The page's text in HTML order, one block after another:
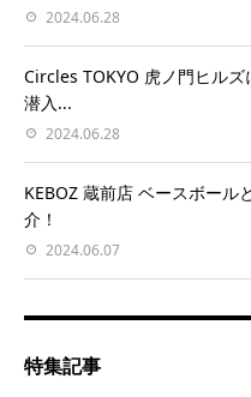
2024.06.28
Circles TOKYO 虎ノ門ヒル
潜入...
2024.06.28
KEBOZ 蔵前店 ベースボール
介！
2024.06.07
特集記事